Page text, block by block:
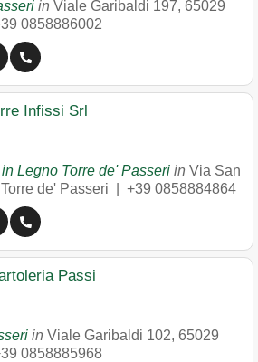
in Viale Garibaldi 197, 65029
0858886002
Infissi Srl
Legno Torre de' Passeri in Via San
Torre de' Passeri +39 0858884864
Passi
in Viale Garibaldi 102, 65029
0858885968